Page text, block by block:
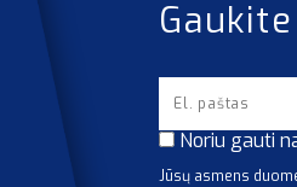
Noriu gauti
Jūsų asmens